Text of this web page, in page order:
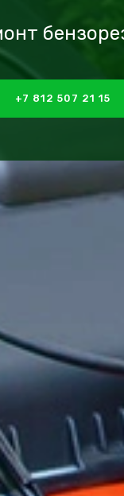
+7 812 507 21 15